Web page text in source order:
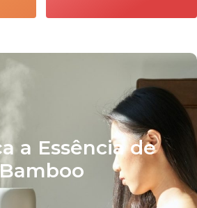
a Essência de